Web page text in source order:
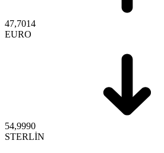
47,7014
EURO
54,9990
STERLİN